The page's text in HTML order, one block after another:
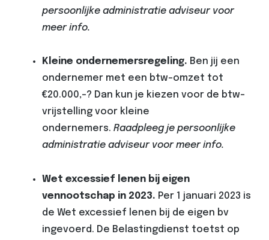
persoonlijke administratie adviseur voor
meer info.
Kleine ondernemersregeling. Ben jij een
ondernemer met een btw-omzet tot
€20.000,-? Dan kun je kiezen voor de btw-
vrijstelling voor kleine
ondernemers. Raadpleeg je persoonlijke
administratie adviseur voor meer info.
Wet excessief lenen bij eigen
vennootschap in 2023. Per 1 januari 2023 is
de Wet excessief lenen bij de eigen bv
ingevoerd. De Belastingdienst toetst op